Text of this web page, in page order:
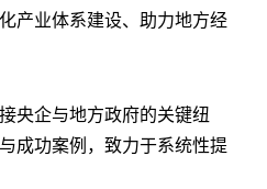
产业体系建设、助力地方经
央企与地方政府的关键纽
成功案例，致力于系统性提